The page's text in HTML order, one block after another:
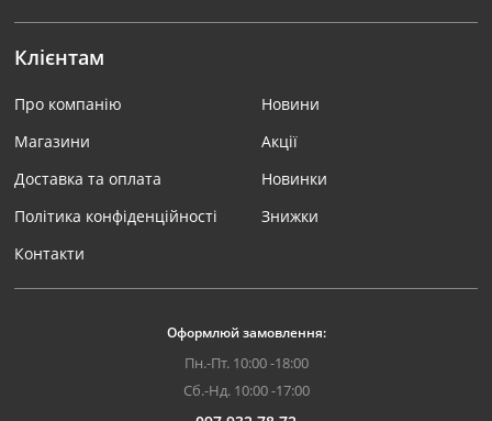
Клієнтам
Про компанію
Магазини
Доставка та оплата
Політика конфіденційності
Контакти
Новини
Акції
Новинки
Знижки
Оформлюй замовлення:
Пн.-Пт. 10:00 -18:00
Сб.-Нд. 10:00 -17:00